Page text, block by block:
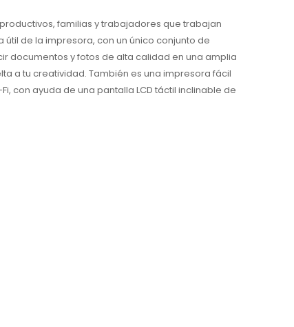
familias y trabajadores que trabajan
de la impresora, con un único conjunto de
documentos y fotos de alta calidad en una amplia
a tu creatividad. También es una impresora fácil
con ayuda de una pantalla LCD táctil inclinable de